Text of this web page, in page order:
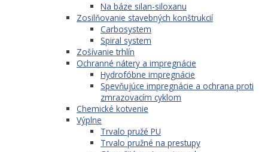
Na báze silan-siloxanu
Zosilňovanie stavebných konštrukcií
Carbosystem
Spiral system
Zošívanie trhlín
Ochranné nátery a impregnácie
Hydrofóbne impregnácie
Spevňujúce impregnácie a ochrana proti
zmrazovacím cyklom
Chemické kotvenie
Výplne
Trvalo pružé PU
Trvalo pružné na prestupy